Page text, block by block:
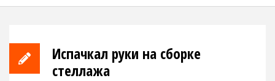
Испачкал руки на сборке
стеллажа